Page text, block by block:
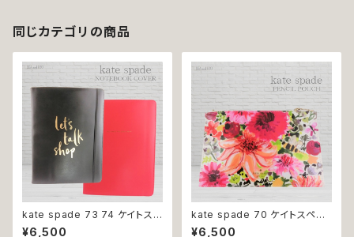
同じカテゴリの商品
kate spade 73 74 ケイトス
ペード ノートカバー ノート 手帳
¥6,500
kate spade 70 ケイトスペー
ド ペンシルポーチ ダリア ガー
¥6,500